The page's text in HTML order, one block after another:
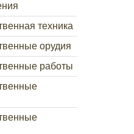
техника
орудия
работы